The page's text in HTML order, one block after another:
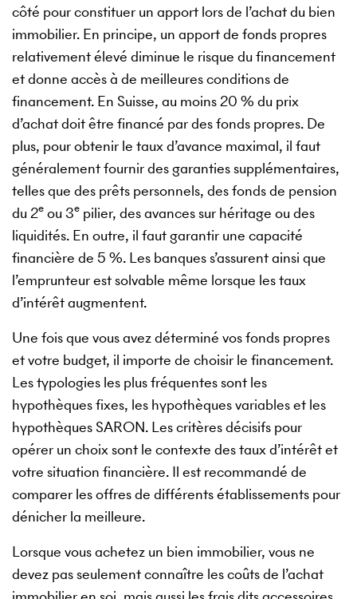
côté pour constituer un apport lors de l’achat du bien
immobilier. En principe, un apport de fonds propres
relativement élevé diminue le risque du financement
et donne accès à de meilleures conditions de
financement. En Suisse, au moins 20 % du prix
d’achat doit être financé par des fonds propres. De
plus, pour obtenir le taux d’avance maximal, il faut
généralement fournir des garanties supplémentaires,
telles que des prêts personnels, des fonds de pension
du 2e ou 3e pilier, des avances sur héritage ou des
liquidités. En outre, il faut garantir une capacité
financière de 5 %. Les banques s’assurent ainsi que
l’emprunteur est solvable même lorsque les taux
d’intérêt augmentent.
Une fois que vous avez déterminé vos fonds propres
et votre budget, il importe de choisir le financement.
Les typologies les plus fréquentes sont les
hypothèques fixes, les hypothèques variables et les
hypothèques SARON. Les critères décisifs pour
opérer un choix sont le contexte des taux d’intérêt et
votre situation financière. Il est recommandé de
comparer les offres de différents établissements pour
dénicher la meilleure.
Lorsque vous achetez un bien immobilier, vous ne
devez pas seulement connaître les coûts de l’achat